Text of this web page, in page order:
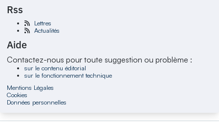
Rss
Lettres
Actualités
Aide
Contactez-nous pour toute suggestion ou problème :
sur le contenu éditorial
sur le fonctionnement technique
Mentions Légales
Cookies
Données personnelles